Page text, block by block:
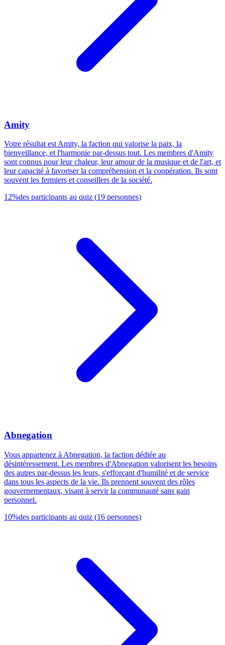
Amity
Votre résultat est Amity, la faction qui valorise la paix, la
bienveillance, et l'harmonie par-dessus tout. Les membres d'Amity
sont connus pour leur chaleur, leur amour de la musique et de l'art, et
leur capacité à favoriser la compréhension et la coopération. Ils sont
souvent les fermiers et conseillers de la société.
12%des participants au quiz (19 personnes)
Abnegation
Vous appartenez à Abnegation, la faction dédiée au
désintéressement. Les membres d'Abnegation valorisent les besoins
des autres par-dessus les leurs, s'efforçant d'humilité et de service
dans tous les aspects de la vie. Ils prennent souvent des rôles
gouvernementaux, visant à servir la communauté sans gain
personnel.
10%des participants au quiz (16 personnes)